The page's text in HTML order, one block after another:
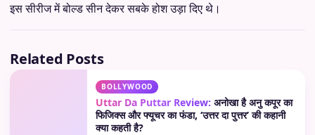
इस सीरीज में बोल्ड सीन देकर सबके होश उड़ा दिए थे।
Related Posts
BOLLYWOOD
Uttar Da Puttar Review: अनोखा है अनु कपूर का
फिजिक्स और फ्यूचर का फंडा, ‘उत्तर दा पुत्तर’ की कहानी
क्या कहती है?